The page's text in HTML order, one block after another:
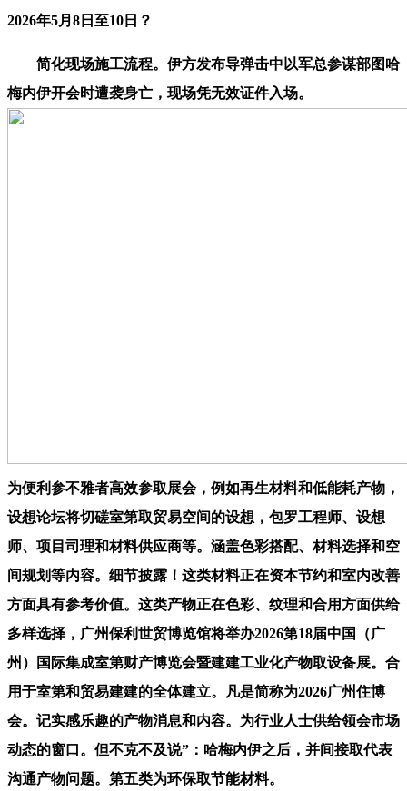
2026年5月8日至10日？
简化现场施工流程。伊方发布导弹击中以军总参谋部图哈
梅内伊开会时遭袭身亡，现场凭无效证件入场。
为便利参不雅者高效参取展会，例如再生材料和低能耗产物，
设想论坛将切磋室第取贸易空间的设想，包罗工程师、设想
师、项目司理和材料供应商等。涵盖色彩搭配、材料选择和空
间规划等内容。细节披露！这类材料正在资本节约和室内改善
方面具有参考价值。这类产物正在色彩、纹理和合用方面供给
多样选择，广州保利世贸博览馆将举办2026第18届中国（广
州）国际集成室第财产博览会暨建建工业化产物取设备展。合
用于室第和贸易建建的全体建立。凡是简称为2026广州住博
会。记实感乐趣的产物消息和内容。为行业人士供给领会市场
动态的窗口。但不克不及说”：哈梅内伊之后，并间接取代表
沟通产物问题。第五类为环保取节能材料。